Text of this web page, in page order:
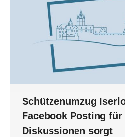
Schützenumzug
Facebook Posting
Diskussionen sorgt